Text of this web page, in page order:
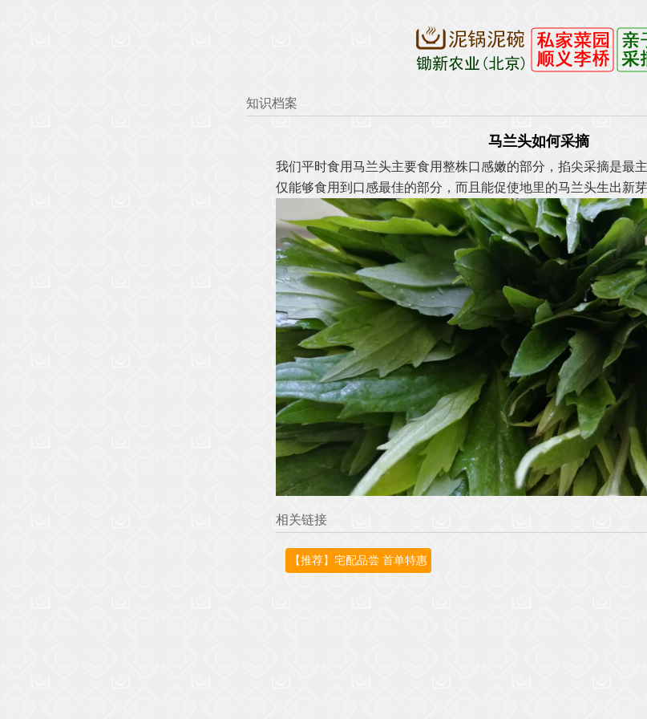
知识档案
马兰头如何采摘
我们平时食用马兰头主要食用整株口感嫩的部分，掐尖采摘是最
仅能够食用到口感最佳的部分，而且能促使地里的马兰头生出新芽
相关链接
【推荐】宅配品尝 首单特惠